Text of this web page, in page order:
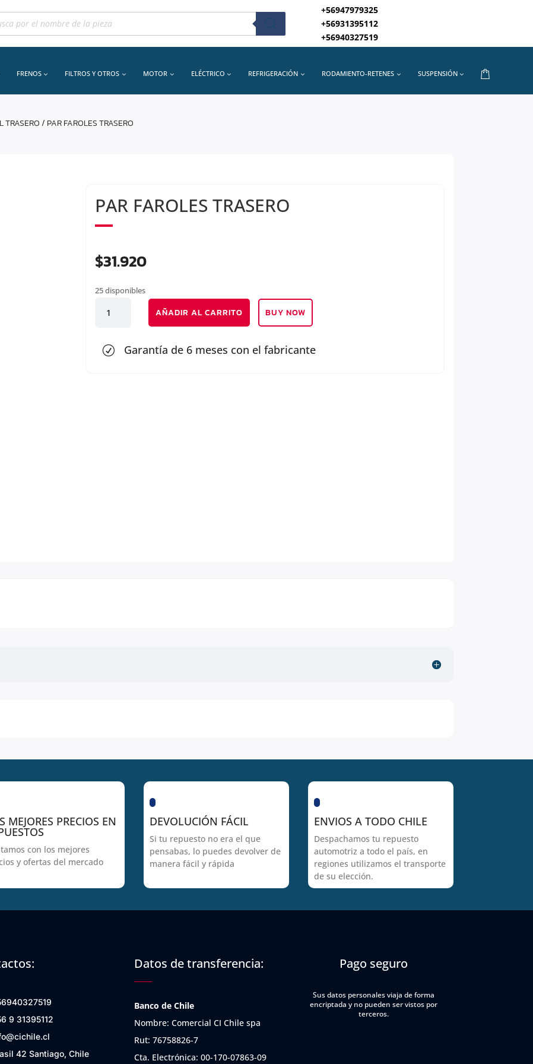
+56947979325
+56931395112
+56940327519
FRENOS FILTROS Y OTROS MOTOR ELÉCTRICO REFRIGERACIÓN RODAMIENTO-RETENES SUSPENSIÓN
TRASERO/ PAR FAROLES TRASERO
PAR FAROLES TRASERO
$31.920
25 disponibles
FAROLES
cantidad
AÑADIR AL CARRITO BUY NOW
R Garantía de 6 meses con el fabricante
MEJORES PRECIOS EN
con los mejores
y ofertas del mercado
DEVOLUCIÓN FÁCIL
Si tu repuesto no era el que
pensabas, lo puedes devolver de
manera fácil y rápida
ENVIOS A TODO CHILE
Despachamos tu repuesto
automotriz a todo el país, en
regiones utilizamos el transporte
de su elección.
9 31395112
42 Santiago, Chile
Datos de transferencia:
Banco de Chile
Nombre: Comercial CI Chile spa
Rut: 76758826-7
Cta. Electrónica: 00-170-07863-09
Pago seguro
Sus datos personales viaja de forma
encriptada y no pueden ser vistos por
terceros.